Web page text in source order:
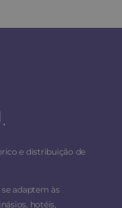
e distribuição de
adaptem às
hotéis,